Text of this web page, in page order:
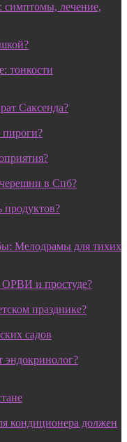
симптомы, лечение,
тонкости
Саксенда?
пироги?
в Спб?
продуктов?
Мелодрамы для тихих
ОРВИ и простуде?
празднике?
садов
эндокринолог?
кондиционера должен